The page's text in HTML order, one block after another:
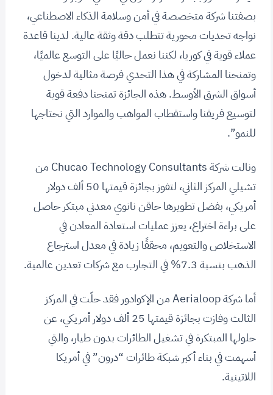
بصفتنا شركة متخصصة في أمن وسلامة الذكاء الاصطناعي،
نواجه تحديات محورية تتطلب دقة وثقة عالية. لدينا قاعدة
عملاء قوية في كوريا، لكننا نعمل حاليًا على التوسع عالميًا،
وتمنحنا المشاركة في هذا التحدي فرصة مثالية لدخول
أسواق الشرق الأوسط. هذه الجائزة تمنحنا دفعة قوية
لتوسيع فريقنا واستقطاب المواهب والموارد التي نحتاجها
للنمو”.
ونالت شركة Chucao Technology Consultants من
تشيلي المركز الثاني، لتفوز بجائزة قيمتها 50 ألف دولار
أمريكي، بفضل تطويرها حاقن نانوي معدني مبتكر حاصل
على براءة اختراع، يعزز عمليات استعادة المعادن في
الاستخلاص والتعويم، محققًا زيادة في معدل استرجاع
الذهب بنسبة 7.3% في التجارب مع شركات تعدين عالمية.
أما شركة Aerialoop من الإكوادور فقد حلّت في المركز
الثالث وفازت بجائزة قيمتها 25 ألف دولار أمريكي، عن
حلولها المبتكرة في تشغيل الطائرات بدون طيار، والتي
أسهمت في بناء أكبر شبكة طائرات “درون” في أمريكا
اللاتينية.